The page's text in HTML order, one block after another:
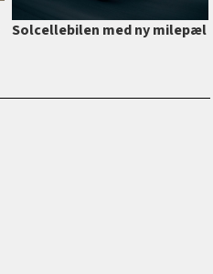
Solcellebilen med ny milepæl